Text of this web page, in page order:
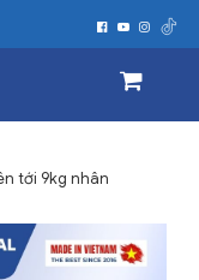
tới 9kg nhân